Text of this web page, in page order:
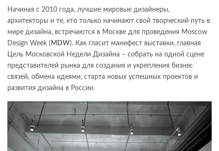
Начиная с 2010 года, лучшие мировые дизайнеры,
архитекторы и те, кто только начинают свой творческий путь в
мире дизайна, встречаются в Москве для проведения Moscow
Design Week ( MDW). Как гласит манифест выставки, главная
Цель Московской Недели Дизайна – собрать на одной сцене
представителей рынка для создания и укрепления бизнес
связей, обмена идеями, старта новых успешных проектов и
развития дизайна в России.